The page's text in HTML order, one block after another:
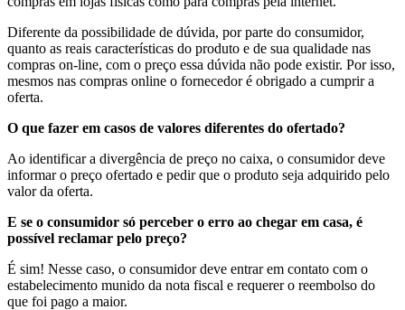
Diferente da possibilidade de dúvida, por parte do consumidor,
quanto as reais características do produto e de sua qualidade nas
compras on-line, com o preço essa dúvida não pode existir. Por isso,
mesmos nas compras online o fornecedor é obrigado a cumprir a
oferta.
O que fazer em casos de valores diferentes do ofertado?
Ao identificar a divergência de preço no caixa, o consumidor deve
informar o preço ofertado e pedir que o produto seja adquirido pelo
valor da oferta.
E se o consumidor só perceber o erro ao chegar em casa, é
possível reclamar pelo preço?
É sim! Nesse caso, o consumidor deve entrar em contato com o
estabelecimento munido da nota fiscal e requerer o reembolso do
que foi pago a maior.